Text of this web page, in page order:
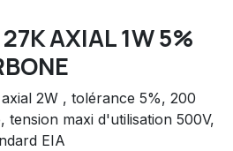
AXIAL 1W 5%
2W , tolérance 5%, 200
maxi d'utilisation 500V,
EIA